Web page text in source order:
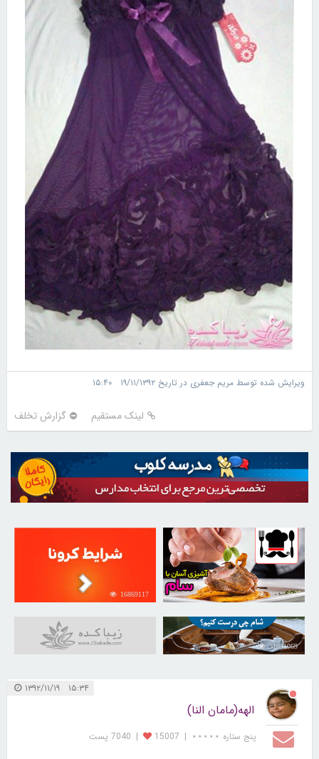
ویرایش شده توسط مریم جعفری در تاریخ ۱۹/۱۱/۱۳۹۲ ۱۵:۴۰
لینک مستقیم گزارش تخلف
30255912
16869117
31041069
۱۵:۳۴ ۱۳۹۲/۱۱/۱۹
الهه(مامان النا)
پنج ستاره ⋆⋆⋆⋆⋆ |
15007
| 7040 پست